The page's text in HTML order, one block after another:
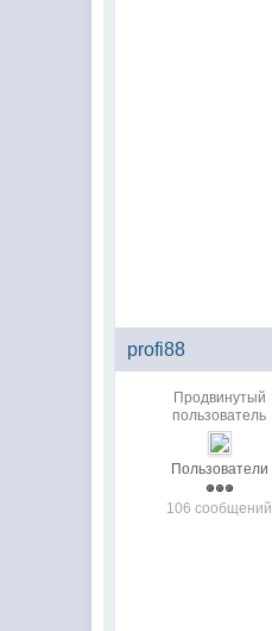
profi88
Продвинутый
пользователь
Пользователи
106 сообщений